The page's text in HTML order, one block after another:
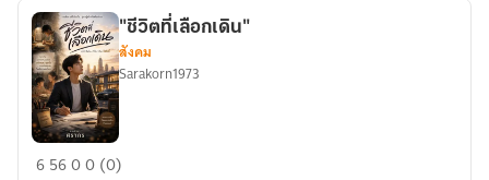
"ชีวิต
"ชีวิตที่เลือกเดิน"
สังคม
Sarakorn1973
65600 (0)